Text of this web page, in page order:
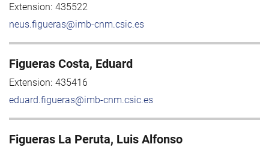
Extension: 435522
neus.figueras@imb-cnm.csic.es
Figueras Costa, Eduard
Extension: 435416
eduard.figueras@imb-cnm.csic.es
Figueras La Peruta, Luis Alfonso